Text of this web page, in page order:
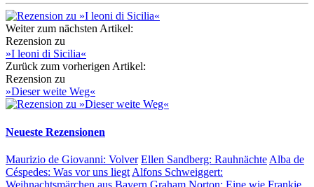
Weiter zum nächsten Artikel:
Rezension zu
»I leoni di Sicilia«
Zurück zum vorherigen Artikel:
Rezension zu
»Dieser weite Weg«
Neueste Rezensionen
Maurizio de Giovanni: Volver Ellen Sandberg: Rauhnächte Alba de
Céspedes: Was vor uns liegt Alfons Schweiggert:
Weihnachtsmärchen aus Bayern Graham Norton: Eine wie Frankie